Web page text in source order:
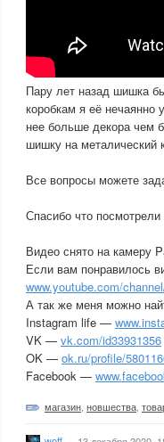
Пару лет назад шишка
коробкам я её нечаянно
нее больше декора чем
шишку на металический
Все вопросы можете
Спасибо что
Видео снято на камеру
Если вам понравилось
www.youtube.com/
А так же меня можно
Instagram life —
VK — vk.com/id33931356
OK — ok.ru/profile/
Facebook —
магазин новшества